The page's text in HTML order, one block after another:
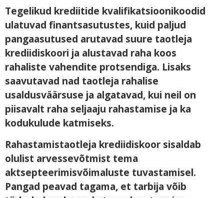
Tegelikud krediitide kvalifikatsioonikoodid
ulatuvad finantsasutustes, kuid paljud
pangaasutused arutavad suure taotleja
krediidiskoori ja alustavad raha koos
rahaliste vahendite protsendiga. Lisaks
saavutavad nad taotleja rahalise
usaldusväärsuse ja algatavad, kui neil on
piisavalt raha seljaaju rahastamise ja ka
kodukulude katmiseks.
Rahastamistaotleja krediidiskoor sisaldab
olulist arvessevõtmist tema
aktsepteerimisvõimaluste tuvastamisel.
Pangad peavad tagama, et tarbija võib